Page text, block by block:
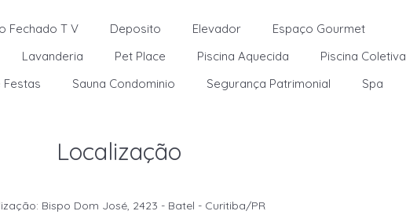
Fechado T V Deposito Elevador
Espaço Gourmet
Lavanderia Pet Place Piscina Aquecida Piscina Coletiva
Festas Sauna Condominio Segurança Patrimonial Spa
Localização
Bispo Dom José, 2423 - Batel - Curitiba/PR